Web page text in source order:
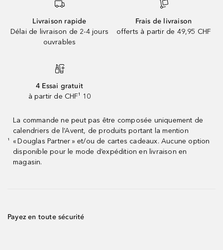
Livraison rapide
Délai de livraison de 2-4 jours
ouvrables
Frais de livraison
offerts à partir de 49,95 CHF
4 Essai gratuit
à partir de CHF¹ 10
¹
La commande ne peut pas être composée uniquement de
calendriers de l’Avent, de produits portant la mention
« Douglas Partner » et/ou de cartes cadeaux. Aucune option
disponible pour le mode d’expédition en livraison en
magasin.
Payez en toute sécurité